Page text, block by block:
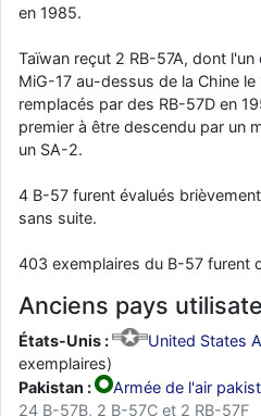
en 1985.
Taïwan reçut 2 RB-57A, dont
MiG-17 au-dessus de la Chine
remplacés par des RB-57D en
premier à être descendu par un
un SA-2.
4 B-57 furent évalués
sans suite.
403 exemplaires du B-57 furent
Anciens pays
États-Unis : United States
exemplaires)
Pakistan :
Armée de l'air
24 B-57B, 2 B-57C et 2 RB-57F